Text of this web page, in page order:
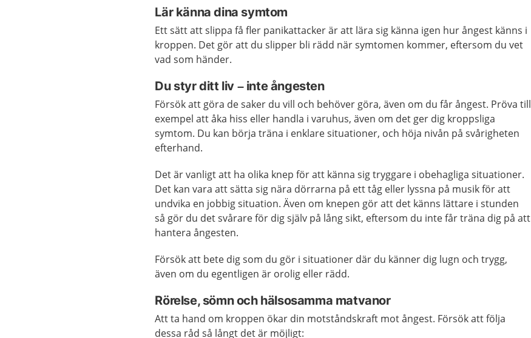
Lär känna dina symtom
Ett sätt att slippa få fler panikattacker är att lära sig känna igen hur ångest känns i
kroppen. Det gör att du slipper bli rädd när symtomen kommer, eftersom du vet
vad som händer.
Du styr ditt liv – inte ångesten
Försök att göra de saker du vill och behöver göra, även om du får ångest. Pröva till
exempel att åka hiss eller handla i varuhus, även om det ger dig kroppsliga
symtom. Du kan börja träna i enklare situationer, och höja nivån på svårigheten
efterhand.
Det är vanligt att ha olika knep för att känna sig tryggare i obehagliga situationer.
Det kan vara att sätta sig nära dörrarna på ett tåg eller lyssna på musik för att
undvika en jobbig situation. Även om knepen gör att det känns lättare i stunden
så gör du det svårare för dig själv på lång sikt, eftersom du inte får träna dig på att
hantera ångesten.
Försök att bete dig som du gör i situationer där du känner dig lugn och trygg,
även om du egentligen är orolig eller rädd.
Rörelse, sömn och hälsosamma matvanor
Att ta hand om kroppen ökar din motståndskraft mot ångest. Försök att följa
dessa råd så långt det är möjligt: